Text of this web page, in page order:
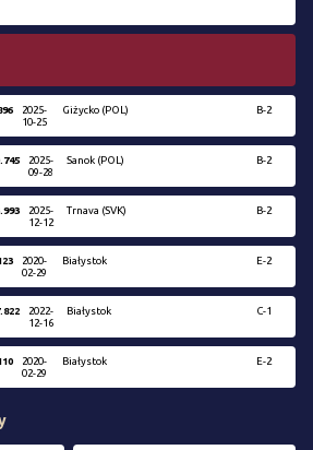
2025-
10-25
Giżycko (POL) B-2
2025-
09-28
Sanok (POL) B-2
2025-
12-12
Trnava (SVK) B-2
2020-
02-29
Białystok E-2
2022-
12-16
Białystok C-1
2020-
02-29
Białystok E-2